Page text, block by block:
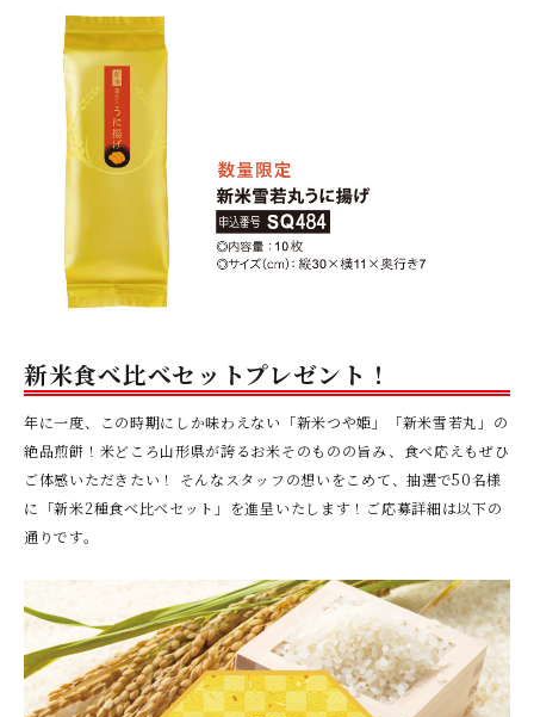
新米食べ比べセットプレゼント！
年に一度、この時期にしか味わえない「新米つや姫」「新米雪若丸」の
絶品煎餅！米どころ山形県が誇るお米そのものの旨み、食べ応えもぜひ
ご体感いただきたい！ そんなスタッフの想いをこめて、抽選で50名様
に「新米2種食べ比べセット」を進呈いたします！ご応募詳細は以下の
通りです。